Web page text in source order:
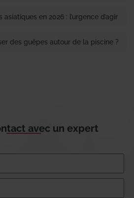
en 2026 : l’urgence d’agir
des guêpes autour de la piscine ?
avec un expert